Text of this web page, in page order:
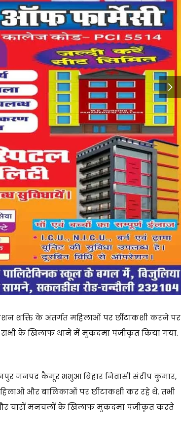
शक्ति के अंतर्गत महिलाओं पर छींटाकशी करने पर
सभी के खिलाफ थाने में मुकदमा पंजीकृत किया गया.
जनपद कैमूर भभुआ बिहार निवासी संदीप कुमार,
और बालिकाओं पर छींटाकशी कर रहे थे. तभी
चारों मनचलों के खिलाफ मुकदमा पंजीकृत करते